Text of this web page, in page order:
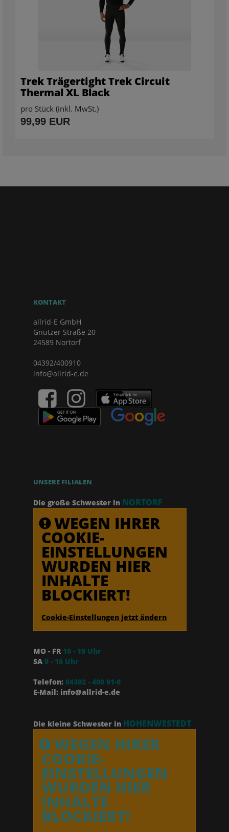
Trek Trägertight Trek Circuit
Thermal XL Black
pro Stück (inkl. MwSt.)
99,99 EUR
KONTAKT
allrid-E GmbH
Gnutzer Straße 20
24589 Nortorf
04392/400910
info@allrid-e.de
UNSERE FILIALEN
Die große Schwester in NORTORF
WEGEN IHRER
COOKIE-
EINSTELLUNGEN
WURDEN HIER
INHALTE
BLOCKIERT!
Cookie-Einstellungen jetzt ändern
MO - FR 10 - 19 Uhr
SA 9 - 16 Uhr
Telefon: 04392 - 400 91-0
E-Mail: info@allrid-e.de
Die kleine Schwester in HOHENWESTEDT
WEGEN IHRER
COOKIE-
EINSTELLUNGEN
WURDEN HIER
INHALTE
BLOCKIERT!